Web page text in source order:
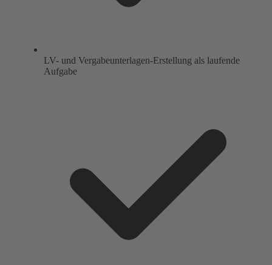
LV- und Vergabeunterlagen-Erstellung als laufende
Aufgabe